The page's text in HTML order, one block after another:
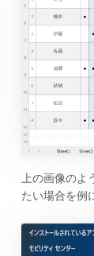
上の画像の
たい場合を例